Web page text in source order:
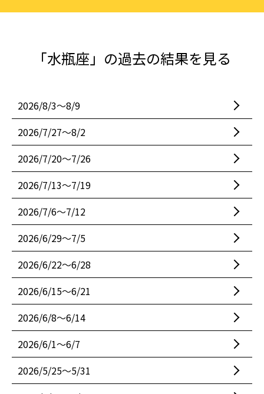
「水瓶座」の過去の結果を見る
2026/8/3〜8/9
2026/7/27〜8/2
2026/7/20〜7/26
2026/7/13〜7/19
2026/7/6〜7/12
2026/6/29〜7/5
2026/6/22〜6/28
2026/6/15〜6/21
2026/6/8〜6/14
2026/6/1〜6/7
2026/5/25〜5/31